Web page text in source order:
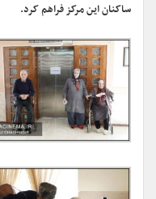
ساکنان این مرکز فراهم کرد.